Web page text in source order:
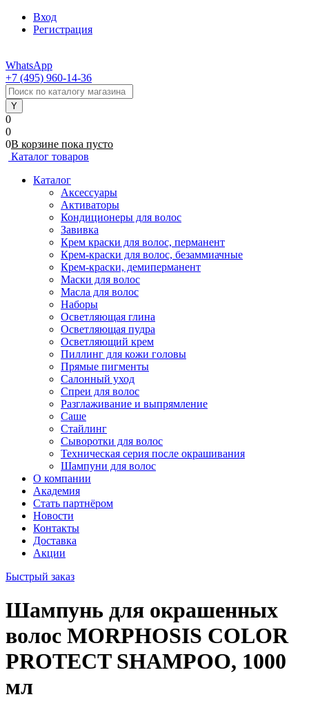
Вход
Регистрация
WhatsApp
+7 (495) 960-14-36
0
0
0В корзине пока пусто
Каталог товаров
Каталог
Аксессуары
Активаторы
Кондиционеры для волос
Завивка
Крем краски для волос, перманент
Крем-краски для волос, безаммиачные
Крем-краски, демиперманент
Маски для волос
Масла для волос
Наборы
Осветляющая глина
Осветляющая пудра
Осветляющий крем
Пиллинг для кожи головы
Прямые пигменты
Салонный уход
Спреи для волос
Разглаживание и выпрямление
Саше
Стайлинг
Сыворотки для волос
Техническая серия после окрашивания
Шампуни для волос
О компании
Академия
Стать партнёром
Новости
Контакты
Доставка
Акции
Быстрый заказ
Шампунь для окрашенных
волос MORPHOSIS COLOR
PROTECT SHAMPOO, 1000
мл